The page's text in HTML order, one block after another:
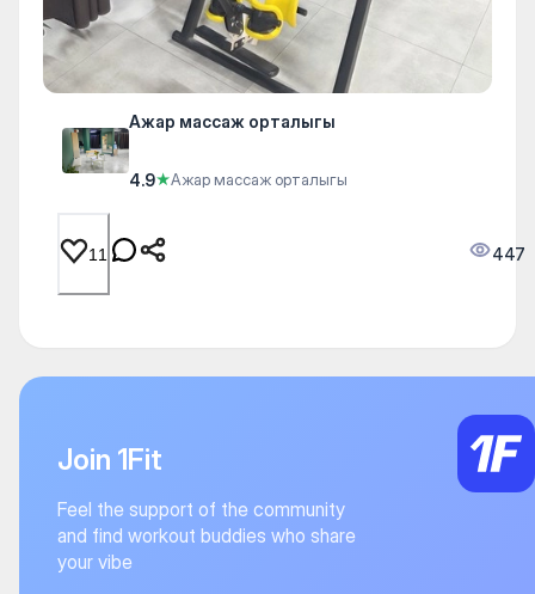
Ажар массаж орталыгы
4.9★Ажар массаж орталыгы
11 447
Join 1Fit
Feel the support of the community
and find workout buddies who share
your vibe